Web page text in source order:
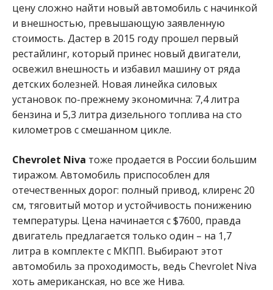
цену сложно найти новый автомобиль с начинкой
и внешностью, превышающую заявленную
стоимость. Дастер в 2015 году прошел первый
рестайлинг, который принес новый двигатели,
освежил внешность и избавил машину от ряда
детских болезней. Новая линейка силовых
установок по-прежнему экономична: 7,4 литра
бензина и 5,3 литра дизельного топлива на сто
километров с смешанном цикле.
Chevrolet Niva тоже продается в России большим
тиражом. Автомобиль приспособлен для
отечественных дорог: полный привод, клиренс 20
см, тяговитый мотор и устойчивость понижению
температуры. Цена начинается с $7600, правда
двигатель предлагается только один – на 1,7
литра в комплекте с МКПП. Выбирают этот
автомобиль за проходимость, ведь Chevrolet Niva
хоть американская, но все же Нива.